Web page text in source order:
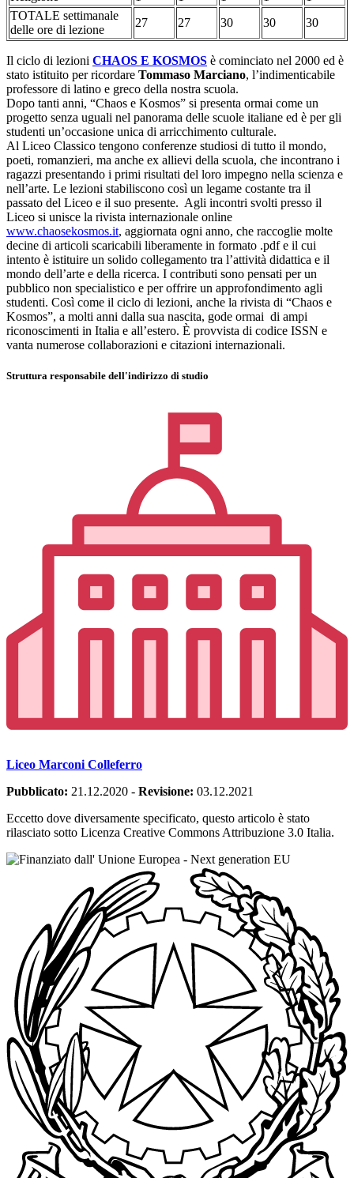
TOTALE settimanale
delle ore di lezione
27 27 30 30 30
Il ciclo di lezioni CHAOS E KOSMOS è cominciato nel 2000 ed è
stato istituito per ricordare Tommaso Marciano, l’indimenticabile
professore di latino e greco della nostra scuola.
Dopo tanti anni, “Chaos e Kosmos” si presenta ormai come un
progetto senza uguali nel panorama delle scuole italiane ed è per gli
studenti un’occasione unica di arricchimento culturale.
Al Liceo Classico tengono conferenze studiosi di tutto il mondo,
poeti, romanzieri, ma anche ex allievi della scuola, che incontrano i
ragazzi presentando i primi risultati del loro impegno nella scienza e
nell’arte. Le lezioni stabiliscono così un legame costante tra il
passato del Liceo e il suo presente. Agli incontri svolti presso il
Liceo si unisce la rivista internazionale online
www.chaosekosmos.it, aggiornata ogni anno, che raccoglie molte
decine di articoli scaricabili liberamente in formato .pdf e il cui
intento è istituire un solido collegamento tra l’attività didattica e il
mondo dell’arte e della ricerca. I contributi sono pensati per un
pubblico non specialistico e per offrire un approfondimento agli
studenti. Così come il ciclo di lezioni, anche la rivista di “Chaos e
Kosmos”, a molti anni dalla sua nascita, gode ormai di ampi
riconoscimenti in Italia e all’estero. È provvista di codice ISSN e
vanta numerose collaborazioni e citazioni internazionali.
Struttura responsabile dell'indirizzo di studio
Liceo Marconi Colleferro
Pubblicato: 21.12.2020 - Revisione: 03.12.2021
Eccetto dove diversamente specificato, questo articolo è stato
rilasciato sotto Licenza Creative Commons Attribuzione 3.0 Italia.